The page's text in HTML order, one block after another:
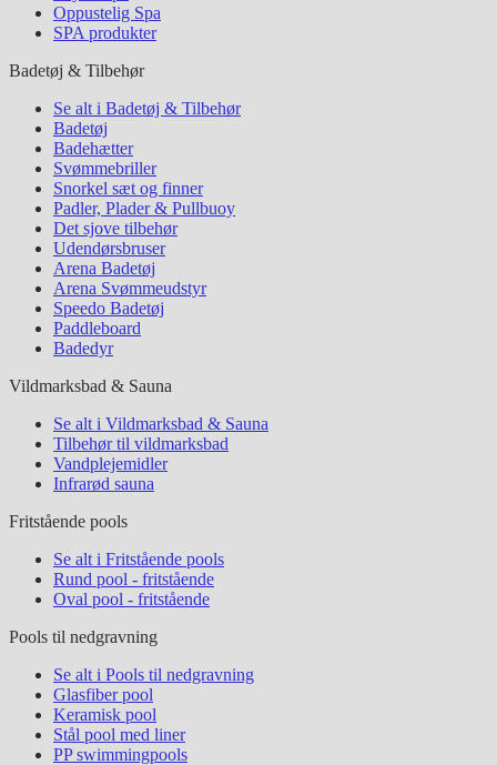
Oppustelig Spa
SPA produkter
Badetøj & Tilbehør
Se alt i Badetøj & Tilbehør
Badetøj
Badehætter
Svømmebriller
Snorkel sæt og finner
Padler, Plader & Pullbuoy
Det sjove tilbehør
Udendørsbruser
Arena Badetøj
Arena Svømmeudstyr
Speedo Badetøj
Paddleboard
Badedyr
Vildmarksbad & Sauna
Se alt i Vildmarksbad & Sauna
Tilbehør til vildmarksbad
Vandplejemidler
Infrarød sauna
Fritstående pools
Se alt i Fritstående pools
Rund pool - fritstående
Oval pool - fritstående
Pools til nedgravning
Se alt i Pools til nedgravning
Glasfiber pool
Keramisk pool
Stål pool med liner
PP swimmingpools